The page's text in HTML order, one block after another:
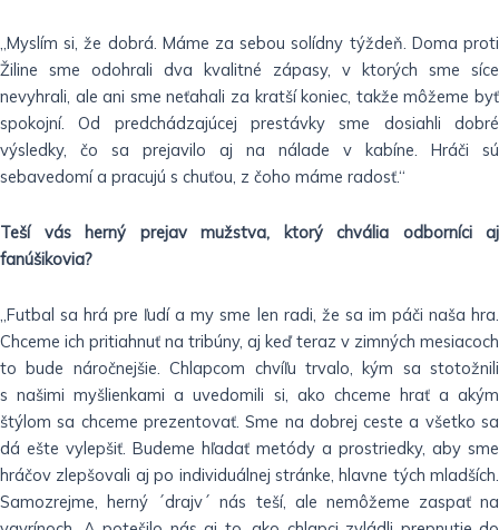
„Myslím si, že dobrá. Máme za sebou solídny týždeň. Doma proti
Žiline sme odohrali dva kvalitné zápasy, v ktorých sme síce
nevyhrali, ale ani sme neťahali za kratší koniec, takže môžeme byť
spokojní. Od predchádzajúcej prestávky sme dosiahli dobré
výsledky, čo sa prejavilo aj na nálade v kabíne. Hráči sú
sebavedomí a pracujú s chuťou, z čoho máme radosť.“
Teší vás herný prejav mužstva, ktorý chvália odborníci aj
fanúšikovia?
„Futbal sa hrá pre ľudí a my sme len radi, že sa im páči naša hra.
Chceme ich pritiahnuť na tribúny, aj keď teraz v zimných mesiacoch
to bude náročnejšie. Chlapcom chvíľu trvalo, kým sa stotožnili
s našimi myšlienkami a uvedomili si, ako chceme hrať a akým
štýlom sa chceme prezentovať. Sme na dobrej ceste a všetko sa
dá ešte vylepšiť. Budeme hľadať metódy a prostriedky, aby sme
hráčov zlepšovali aj po individuálnej stránke, hlavne tých mladších.
Samozrejme, herný ´drajv´ nás teší, ale nemôžeme zaspať na